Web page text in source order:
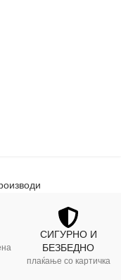
СИГУРНО И
БЕЗБЕДНО
плаќање со картичка